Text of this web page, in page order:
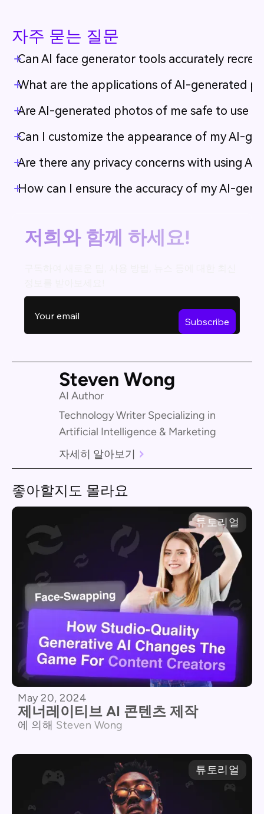
자주 묻는 질문
Can AI face generator tools accurately
What are the applications of AI-generated
Are AI-generated photos of me safe to use
Can I customize the appearance of my AI-
Are there any privacy concerns with using AI
How can I ensure the accuracy of my AI-
저희와 함께 하세요!
Steven Wong
AI Author
Technology Writer Specializing in
Artificial Intelligence & Marketing
자세히 알아보기
좋아할지도 몰라요
튜토리얼
May 20, 2024
제너레이티브 AI 콘텐츠 제작
에 의해 Steven Wong
튜토리얼